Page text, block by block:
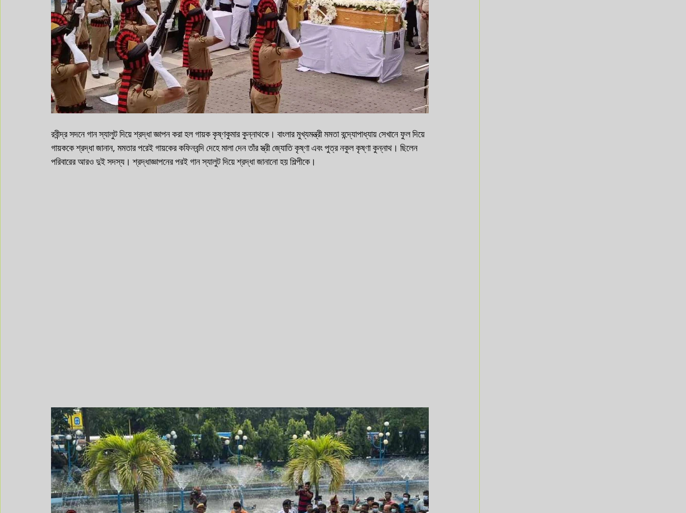
রবীন্দ্র সদনে গান স্যালুট দিয়ে শ্রদ্ধা জ্ঞাপন করা হল গায়ক কৃষ্ণকুমার কুন্নাথকে। বাংলার মুখ্যমন্ত্রী মমতা বন্দ্যোপাধ্যায় সেখানে ফুল দিয়ে
গায়ককে শ্রদ্ধা জানান, মমতার পরেই গায়কের কফিনবন্দি দেহে মালা দেন তাঁর স্ত্রী জ্যোতি কৃষ্ণা এবং পুত্র নকুল কৃষ্ণা কুন্নাথ। ছিলেন
পরিবারের আরও দুই সদস্য। শ্রদ্ধাজ্ঞাপনের পরই গান স্যালুট দিয়ে শ্রদ্ধা জানানো হয় শিল্পীকে।